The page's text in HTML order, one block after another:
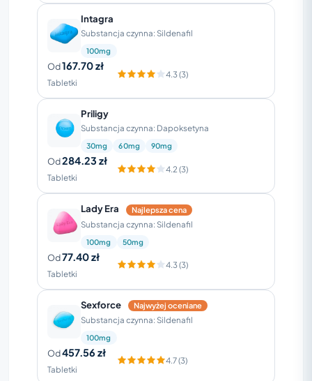
Intagra
Substancja czynna: Sildenafil
100mg
Od167.70 zł
Tabletki
4.3 (3)
Priligy
Substancja czynna: Dapoksetyna
30mg 60mg 90mg
Od284.23 zł
Tabletki
4.2 (3)
Lady Era Najlepsza cena
Substancja czynna: Sildenafil
100mg 50mg
Od77.40 zł
Tabletki
4.3 (3)
Sexforce Najwyżej oceniane
Substancja czynna: Sildenafil
100mg
Od457.56 zł
Tabletki
4.7 (3)